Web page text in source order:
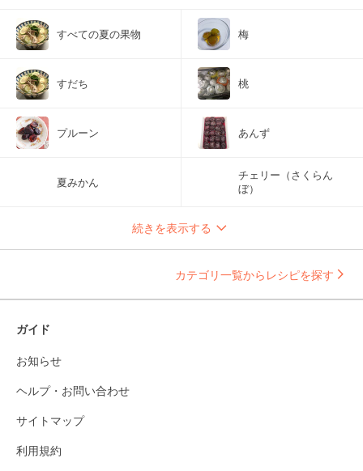
すべての夏の果物 梅
すだち 桃
プルーン あんず
夏みかん
チェリー（さくらん
ぼ）
続きを表示する
カテゴリ一覧からレシピを探す
ガイド
お知らせ
ヘルプ・お問い合わせ
サイトマップ
利用規約